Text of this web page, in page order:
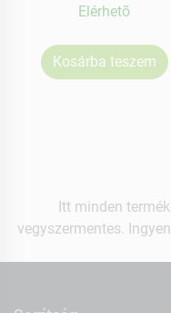
Elérhetõ
Kosárba teszem
Itt minden
vegyszermentes.